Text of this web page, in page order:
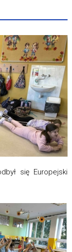
się Europejski